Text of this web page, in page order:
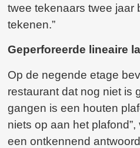
twee tekenaars twee jaar
tekenen.”
Geperforeerde lineaire
Op de negende etage
restaurant dat nog niet is
gangen is een houten
niets op aan het
een ontkennend